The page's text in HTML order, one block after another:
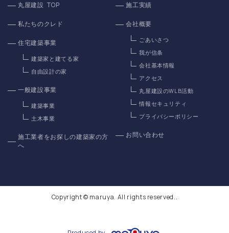
丸屋建設 TOP
私たちのクレド
住宅建築事業
建築家と建てる家
自由設計の家
一般建設事業
建築事業
土木事業
施工業者をお探しの建築家の方
へ
施工実績
会社概要
ごあいさつ
我が信条
会社基本情報
アクセス
丸屋建設のWLB活動
情報セキュリティ
プライバシーポリシー
お問い合わせ
Copyright © maruya. All rights reserved..